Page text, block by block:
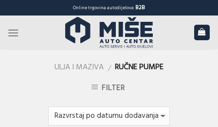
to
content
Online trgovina autodijelova B2B
ULJA I MAZIVA / RUČNE PUMPE
FILTER